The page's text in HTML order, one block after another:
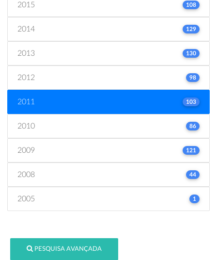
2015 108
2014 129
2013 130
2012 98
2011 103
2010 86
2009 121
2008 44
2005 1
PESQUISA AVANÇADA